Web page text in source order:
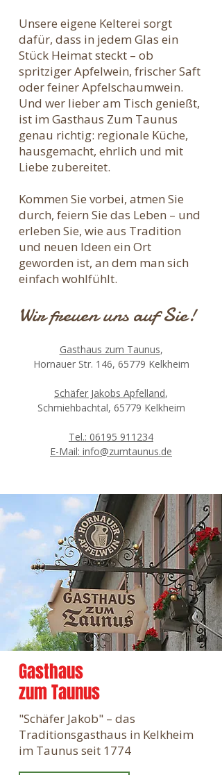
Unsere eigene Kelterei sorgt
dafür, dass in jedem Glas ein
Stück Heimat steckt – ob
spritziger Apfelwein, frischer Saft
oder feiner Apfelschaumwein.
Und wer lieber am Tisch genießt,
ist im Gasthaus Zum Taunus
genau richtig: regionale Küche,
hausgemacht, ehrlich und mit
Liebe zubereitet.
Kommen Sie vorbei, atmen Sie
durch, feiern Sie das Leben – und
erleben Sie, wie aus Tradition
und neuen Ideen ein Ort
geworden ist, an dem man sich
einfach wohlfühlt.
Wir freuen uns auf Sie!
Gasthaus zum Taunus,
Hornauer Str. 146, 65779 Kelkheim
Schäfer Jakobs Apfelland,
Schmiehbachtal, 65779 Kelkheim
Tel.: 06195 911234
E-Mail: info@zumtaunus.de
Gasthaus
zum Taunus
"Schäfer Jakob" – das
Traditionsgasthaus in Kelkheim
im Taunus seit 1774